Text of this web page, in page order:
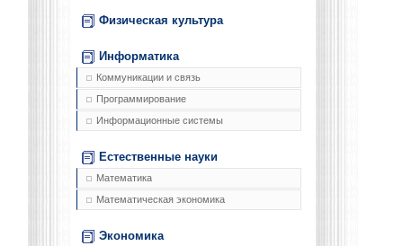
Физическая культура
Информатика
Коммуникации и связь
Программирование
Информационные системы
Естественные науки
Математика
Математическая экономика
Экономика